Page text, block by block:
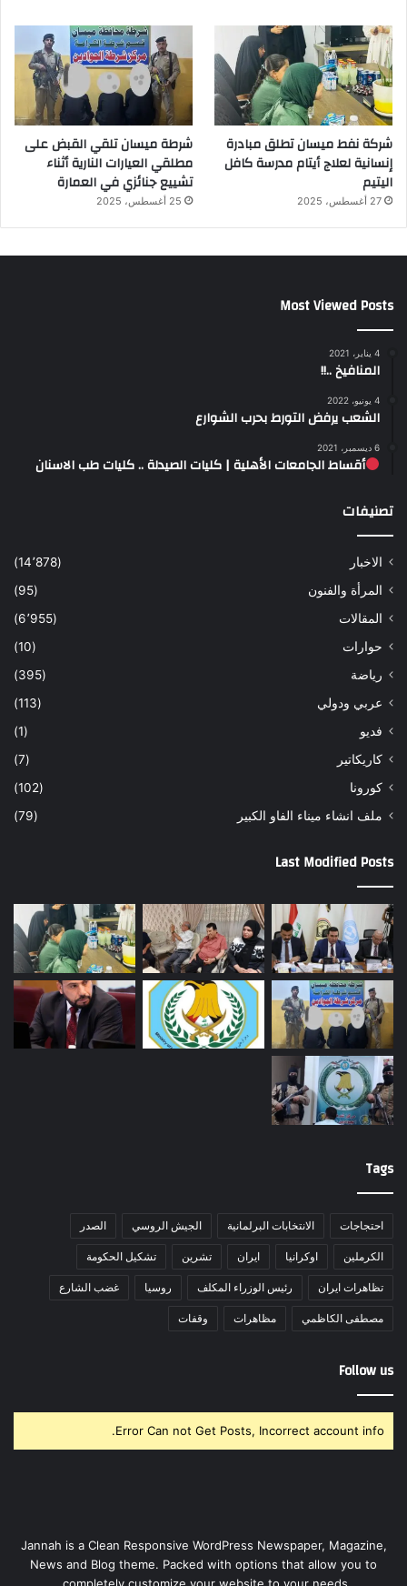
شركة نفط ميسان تطلق مبادرة
إنسانية لعلاج أيتام مدرسة كافل
اليتيم
27 أغسطس، 2025
شرطة ميسان تلقي القبض على
مطلقي العيارات النارية أثناء
تشييع جنائزي في العمارة
25 أغسطس، 2025
Most Viewed Posts
4 يناير، 2021
المنافيخ ..!!
4 يونيو، 2022
الشعب يرفض التورط بحرب الشوارع
6 ديسمبر، 2021
أقساط الجامعات الأهلية | كليات الصيدلة .. كليات طب الاسنان
تصنيفات
الاخبار
(14٬878)
المرأة والفنون
(95)
المقالات
(6٬955)
حوارات
(10)
رياضة
(395)
عربي ودولي
(113)
فديو
(1)
كاريكاتير
(7)
كورونا
(102)
ملف انشاء ميناء الفاو الكبير
(79)
Last Modified Posts
Tags
احتجاجات الانتخابات البرلمانية الجيش الروسي الصدر
الكرملين اوكرانيا ايران تشرين تشكيل الحكومة
تظاهرات ايران رئيس الوزراء المكلف روسيا غضب الشارع
مصطفى الكاظمي مظاهرات وقفات
Follow us
Error Can not Get Posts, Incorrect account info.
Jannah is a Clean Responsive WordPress Newspaper, Magazine,
News and Blog theme. Packed with options that allow you to
completely customize your website to your needs.